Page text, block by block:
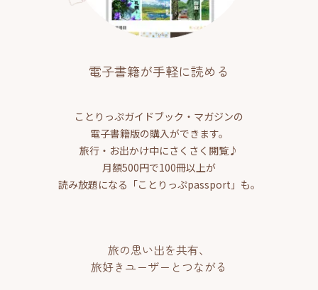
電子書籍が手軽に読める
ことりっぷガイドブック・マガジンの
電子書籍版の購入ができます。
旅行・お出かけ中にさくさく閲覧♪
月額500円で100冊以上が
読み放題になる「ことりっぷpassport」も。
旅の思い出を共有、
旅好きユーザーとつながる